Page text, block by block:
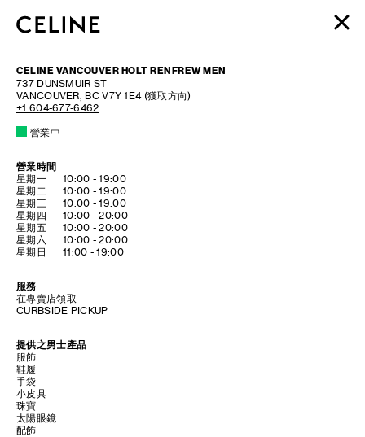
男裝
高訂香水系列
BEAUTÉ
CELINE VANCOUVER HOLT RENFREW MEN
737 DUNSMUIR ST
VANCOUVER, BC V7Y 1E4 (獲取方向)
+1 604-677-6462
營業中
營業時間
DAY OF THE WEEKHOURS
星期一 10:00 -19:00
星期二
10:00 -19:00
星期三
10:00 -19:00
星期四
10:00 -20:00
星期五
10:00 -20:00
星期六
10:00 -20:00
星期日
11:00 -19:00
服務
在專賣店領取
CURBSIDE PICKUP
提供之男士產品
服飾
鞋履
手袋
小皮具
珠寶
太陽眼鏡
配飾